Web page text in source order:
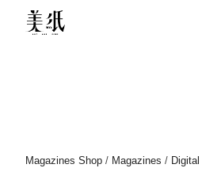
Magazines Shop / Magazines / Digital